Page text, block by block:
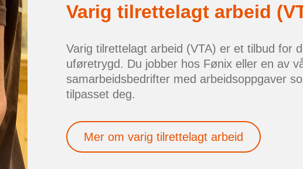
Varig tilrettelagt arbeid
Varig tilrettelagt arbeid (VTA) er et tilbud for
uføretrygd. Du jobber hos Fønix eller en av
samarbeidsbedrifter med arbeidsoppgaver
tilpasset deg.
Mer om varig tilrettelagt arbeid